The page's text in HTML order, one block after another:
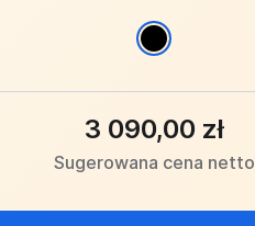
3 090,00 zł
Sugerowana cena netto